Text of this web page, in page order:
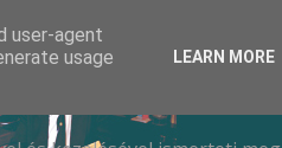
user-agent
usage
LEARN MORE